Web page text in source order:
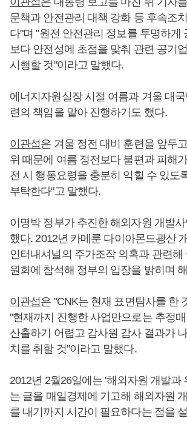
문책과 안전관리 대책 강화 등 후속조
다"며 "원전 안전관리 정보를 투명하게
보다 안전성에 초점을 맞춰 관련 공기
시행할 것"이라고 말했다.
에너지자원실장 시절 여름과 겨울 대
련의 책임을 맡아 진행하기도 했다.
이관섭은 겨울 정전 대비 훈련을 앞두
위 때문에 여름 정전보다 불편과 피해
전 시 행동요령을 충분히 익힐 수 있도
부탁한다"고 말했다.
이명박 정부가 추진한 해외자원 개발
했다. 2012년 카메룬 다이아몬드광산
인터내셔널의 주가조작 의혹과 관련해
원회에 참석해 정부의 입장을 밝히며
이관섭은 "CNK는 현재 표면탐사를 한
"현재까지 진행한 사업만으로는 추정
산출하기 어렵고 감사원 감사 결과가
치를 취할 것"이라고 말했다.
2012년 2월26일에는 '해외자원 개발과
는 글을 매일경제에 기고해 해외자원
를 내기까지 시간이 필요하다는 점을